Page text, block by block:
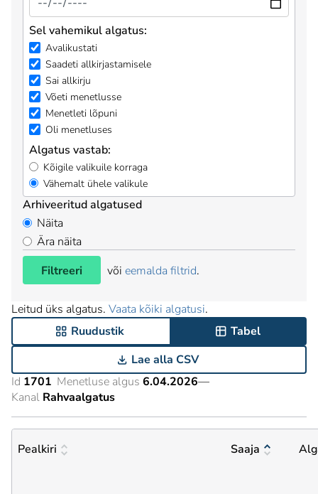
Sel vahemikul algatus:
Avalikustati
Saadeti allkirjastamisele
Sai allkirju
Võeti menetlusse
Menetleti lõpuni
Oli menetluses
Algatus vastab:
Kõigile valikuile korraga
Vähemalt ühele valikule
Arhiveeritud algatused
Näita
Ära näita
Filtreeri
või eemalda filtrid.
Leitud üks algatus. Vaata kõiki algatusi.
Ruudustik
Tabel
Lae alla CSV
Id 1701 Menetluse algus 6.04.2026—
Kanal Rahvaalgatus
Pealkiri Saaja